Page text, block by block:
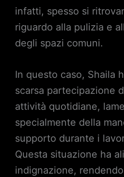
infatti, spesso si
riguardo alla pulizia e
degli spazi comuni.
In questo caso, Shaila
scarsa partecipazione
attività quotidiane,
specialmente della
supporto durante i
Questa situazione ha
indignazione,